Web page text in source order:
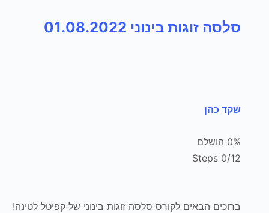
סלסה זוגות בינוני 01.08.2022
שקד כהן
0% הושלם
0/12 Steps
ברוכים הבאים לקורס סלסה זוגות בינוני של קפיטל לטינה!